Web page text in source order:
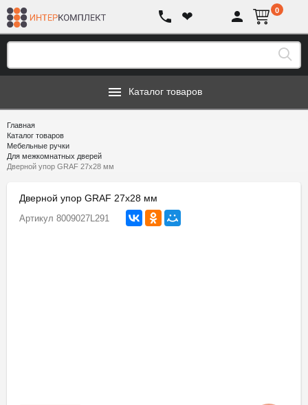
❤ 0
Каталог товаров
Главная
Каталог товаров
Мебельные ручки
Для межкомнатных дверей
Дверной упор GRAF 27х28 мм
Дверной упор GRAF 27х28 мм
Артикул 8009027L291